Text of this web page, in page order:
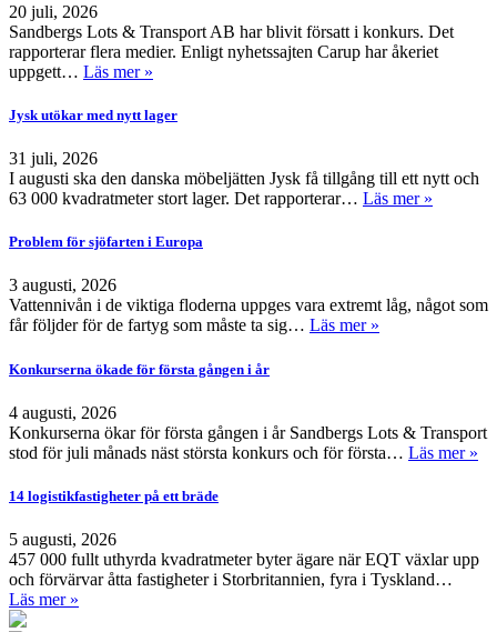
20 juli, 2026
Sandbergs Lots & Transport AB har blivit försatt i konkurs. Det
rapporterar flera medier. Enligt nyhetssajten Carup har åkeriet
uppgett… Läs mer »
Jysk utökar med nytt lager
31 juli, 2026
I augusti ska den danska möbeljätten Jysk få tillgång till ett nytt och
63 000 kvadratmeter stort lager. Det rapporterar… Läs mer »
Problem för sjöfarten i Europa
3 augusti, 2026
Vattennivån i de viktiga floderna uppges vara extremt låg, något som
får följder för de fartyg som måste ta sig… Läs mer »
Konkurserna ökade för första gången i år
4 augusti, 2026
Konkurserna ökar för första gången i år Sandbergs Lots & Transport
stod för juli månads näst största konkurs och för första… Läs mer »
14 logistikfastigheter på ett bräde
5 augusti, 2026
457 000 fullt uthyrda kvadratmeter byter ägare när EQT växlar upp
och förvärvar åtta fastigheter i Storbritannien, fyra i Tyskland…
Läs mer »